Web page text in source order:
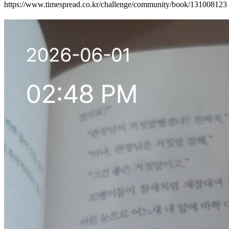
https://www.timespread.co.kr/challenge/community/book/131008123